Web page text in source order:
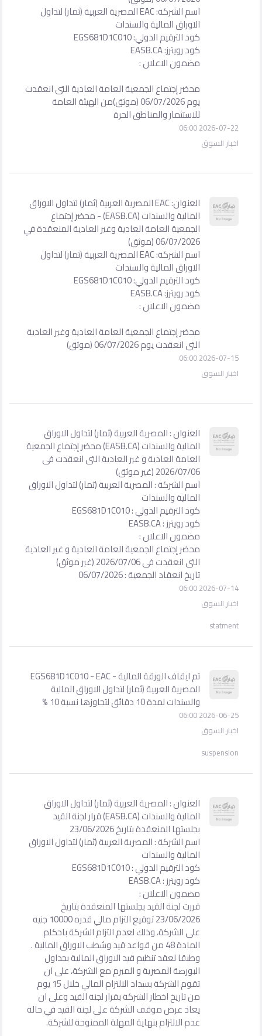
اسم الشركة: EAC المصرية العربية (ثمار) لتداول
الاوراق المالية والسندات
كود الترقيم الدولي: EGS681D1C010
كود رويترز: EASB.CA
مضمون الاعلان :
محضر إجتماع الجمعية العامة العادية التى انعقدت
يوم 06/07/2026 (موثق)من الهيئة العامة
للاستثمار والمناطق الحرة
2026-07-22 06:00
اخبار السوق
العنوان: EAC المصرية العربية (ثمار) لتداول الاوراق
المالية والسندات (EASB.CA) - محضر إجتماع
الجمعية العامة العادية وغير العادية المنعقدة في
06/07/2026 (موثق)
اسم الشركة: EAC المصرية العربية (ثمار) لتداول
الاوراق المالية والسندات
كود الترقيم الدولي: EGS681D1C010
كود رويترز: EASB.CA
مضمون الاعلان :
محضر إجتماع الجمعية العامة العادية وغير العادية
التى انعقدت يوم 06/07/2026 (موثق)
2026-07-15 06:00
اخبار السوق
العنوان : المصرية العربية (ثمار) لتداول الاوراق
المالية والسندات (EASB.CA) محضر إجتماع الجمعية
العامة العادية و غير العادية التى انعقدت فى
2026/07/06 (غير موثق)
اسم الشركة : المصرية العربية (ثمار) لتداول الاوراق
المالية والسندات
كود الترقيم الدولي : EGS681D1C010
كود رويترز : EASB.CA
مضمون الاعلان :
محضر إجتماع الجمعية العامة العادية و غير العادية
التى انعقدت فى 2026/07/06 (غير موثق)
تاريخ انعقاد الجمعية : 06/07/2026
2026-07-14 06:00
اخبار السوق
statment
تم ايقاف الورقة المالية - EGS681D1C010 - EAC
المصرية العربية (ثمار) لتداول الاوراق المالية
والسندات لمدة 10 دقائق لتجاوزها نسبة 10 %
2026-06-25 06:00
اخبار السوق
suspension
العنوان : المصرية العربية (ثمار) لتداول الاوراق
المالية والسندات (EASB.CA) قرار لجنة القيد
بجلستها المنعقدة بتاريخ 23/06/2026
اسم الشركة : المصرية العربية (ثمار) لتداول الاوراق
المالية والسندات
كود الترقيم الدولي : EGS681D1C010
كود رويترز : EASB.CA
مضمون الاعلان :
قررت لجنة القيد بجلستها المنعقدة بتاريخ
23/06/2026 توقيع التزام مالي قدره 10000 جنيه
على الشركة، وذلك لعدم التزام الشركة باحكام
المادة 48 من قواعد قيد وشطب الاوراق المالية .
وطبقا لعقد تنظيم قيد الاوراق المالية بجداول
البورصة المصرية و المبرم مع الشركة، على ان
تقوم الشركة بسداد الالتزام المالي خلال 15 يوم
من تاريخ اخطار الشركة بقرار لجنة القيد وعلى ان
يعاد عرض موقف الشركة على لجنة القيد في حالة
عدم الالتزام بنهاية المهلة الممنوحة للشركة.